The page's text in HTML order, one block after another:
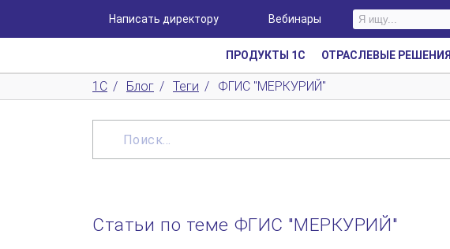
Написать директору Вебинары
ПРОДУКТЫ 1С ОТРАСЛЕВЫЕ РЕШЕНИЯ
1С / Блог / Теги / ФГИС "МЕРКУРИЙ"
Статьи по теме ФГИС "МЕРКУРИЙ"